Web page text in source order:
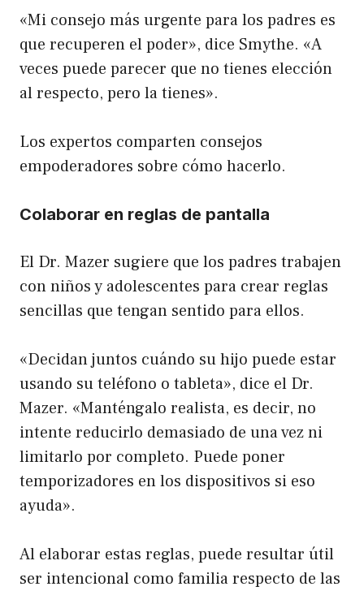
«Mi consejo más urgente para los padres es
que recuperen el poder», dice Smythe. «A
veces puede parecer que no tienes elección
al respecto, pero la tienes».
Los expertos comparten consejos
empoderadores sobre cómo hacerlo.
Colaborar en reglas de pantalla
El Dr. Mazer sugiere que los padres trabajen
con niños y adolescentes para crear reglas
sencillas que tengan sentido para ellos.
«Decidan juntos cuándo su hijo puede estar
usando su teléfono o tableta», dice el Dr.
Mazer. «Manténgalo realista, es decir, no
intente reducirlo demasiado de una vez ni
limitarlo por completo. Puede poner
temporizadores en los dispositivos si eso
ayuda».
Al elaborar estas reglas, puede resultar útil
ser intencional como familia respecto de las